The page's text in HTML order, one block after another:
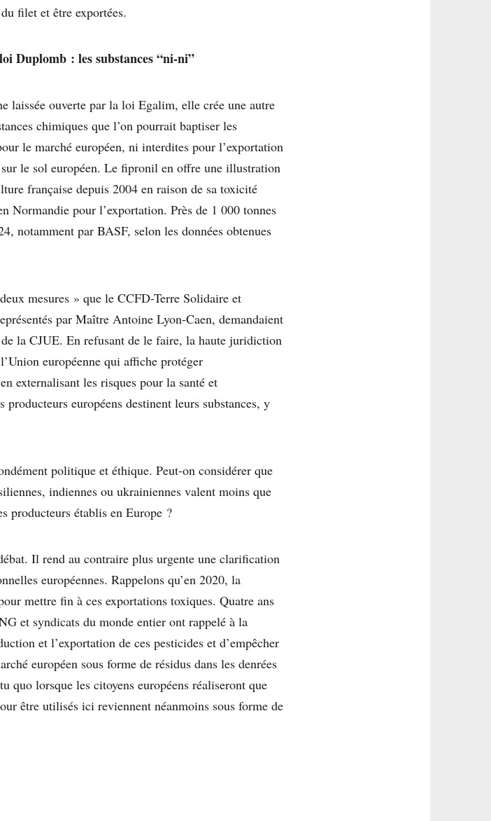
filet et être exportées.
Duplomb : les substances “ni-ni”
ouverte par la loi Egalim, elle crée une autre
chimiques que l’on pourrait baptiser les
le marché européen, ni interdites pour l’exportation
le sol européen. Le fipronil en offre une illustration
française depuis 2004 en raison de sa toxicité
Normandie pour l’exportation. Près de 1 000 tonnes
notamment par BASF, selon les données obtenues
mesures » que le CCFD-Terre Solidaire et
par Maître Antoine Lyon-Caen, demandaient
la CJUE. En refusant de le faire, la haute juridiction
européenne qui affiche protéger
externalisant les risques pour la santé et
européens destinent leurs substances, y
politique et éthique. Peut-on considérer que
indiennes ou ukrainiennes valent moins que
producteurs établis en Europe ?
Il rend au contraire plus urgente une clarification
européennes. Rappelons qu’en 2020, la
mettre fin à ces exportations toxiques. Quatre ans
et syndicats du monde entier ont rappelé à la
et l’exportation de ces pesticides et d’empêcher
européen sous forme de résidus dans les denrées
lorsque les citoyens européens réaliseront que
être utilisés ici reviennent néanmoins sous forme de